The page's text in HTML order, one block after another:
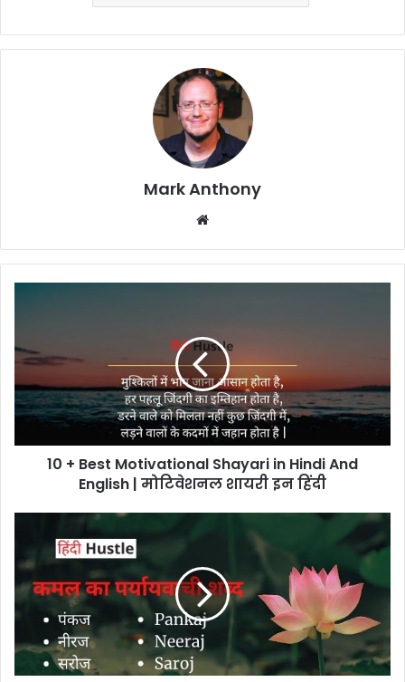
Mark Anthony
10 + Best Motivational Shayari in Hindi And
English | मोट‍िवेशनल शायरी इन हिंदी